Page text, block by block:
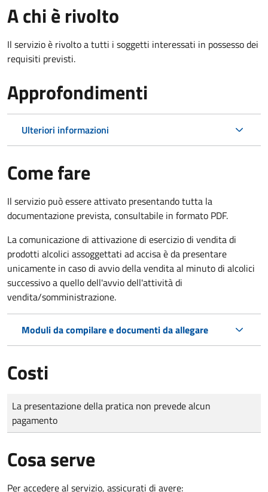
A chi è rivolto
Il servizio è rivolto a tutti i soggetti interessati in possesso dei
requisiti previsti.
Approfondimenti
Ulteriori informazioni
Come fare
Il servizio può essere attivato presentando tutta la
documentazione prevista, consultabile in formato PDF.
La comunicazione di attivazione di esercizio di vendita di
prodotti alcolici assoggettati ad accisa è da presentare
unicamente in caso di avvio della vendita al minuto di alcolici
successivo a quello dell'avvio dell'attività di
vendita/somministrazione.
Moduli da compilare e documenti da allegare
Costi
Tipo di pagamento
Importo
La presentazione della pratica non prevede alcun
pagamento
Cosa serve
Per accedere al servizio, assicurati di avere: